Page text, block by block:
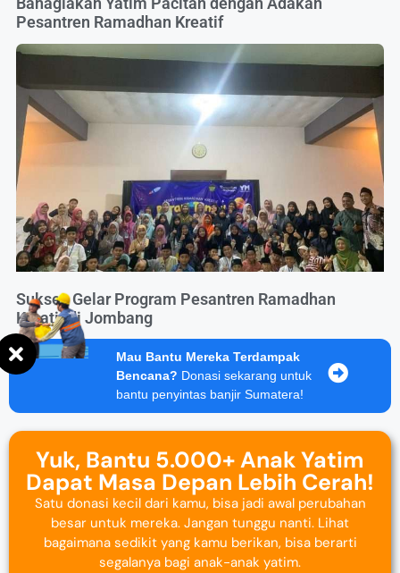
Pesantren Ramadhan Kreatif
Sukses Gelar Program Pesantren Ramadhan
Kreatif di Jombang
Mau Bantu Mereka Terdampak
Bencana? Donasi sekarang untuk
bantu penyintas banjir Sumatera!
Yuk, Bantu 5.000+ Anak Yatim
Dapat Masa Depan Lebih Cerah!
Satu donasi kecil dari kamu, bisa jadi awal perubahan
besar untuk mereka. Jangan tunggu nanti. Lihat
bagaimana sedikit yang kamu berikan, bisa berarti
segalanya bagi anak-anak yatim.